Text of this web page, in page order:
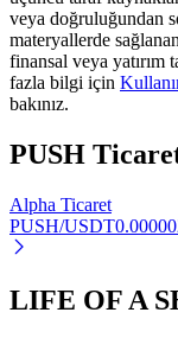
Staking
Yüksek getiri
veya doğruluğundan
materyallerde
finansal veya
fazla bilgi için
bakınız.
PUSH
Alpha Ticaret
PUSH/USDT
LIFE OF A